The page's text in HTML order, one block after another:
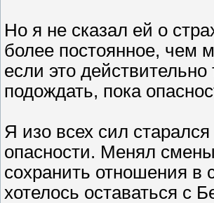
Но я не сказал ей о
более постоянное, чем
если это
подождать, пока
Я изо всех сил
опасности. Менял
сохранить отношения в
хотелось оставаться с